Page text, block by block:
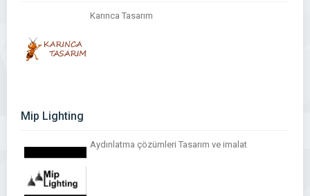
Karınca Tasarım
Mip Lighting
Aydınlatma çözümleri Tasarım ve imalat